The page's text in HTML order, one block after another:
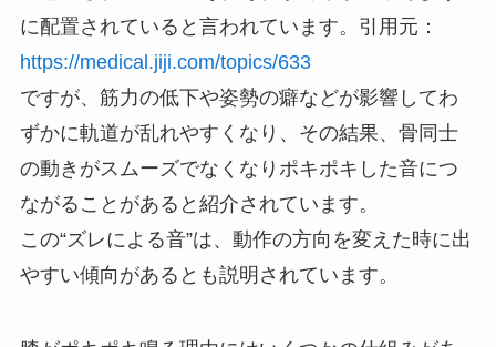
に配置されていると言われています。引用元：
https://medical.jiji.com/topics/633
ですが、筋力の低下や姿勢の癖などが影響してわ
ずかに軌道が乱れやすくなり、その結果、骨同士
の動きがスムーズでなくなりポキポキした音につ
ながることがあると紹介されています。
この“ズレによる音”は、動作の方向を変えた時に出
やすい傾向があるとも説明されています。